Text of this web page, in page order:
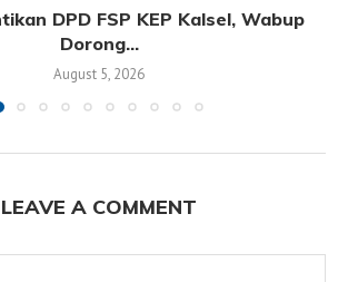
DPD FSP KEP Kalsel, Wabup
Dorong...
August 5, 2026
LEAVE A COMMENT